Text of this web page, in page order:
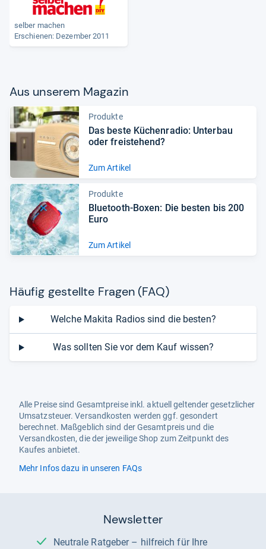
selber machen
Erschienen: Dezember 2011
Aus unse­rem Maga­zin
Produkte
Das beste Küchen­ra­dio: Unter­bau
oder frei­ste­hend?
Zum Artikel
Produkte
Blue­tooth-​Boxen: Die bes­ten bis 200
Euro
Zum Artikel
Häu­fig gestellte Fra­gen (FAQ)
Welche Makita Radios sind die besten?
Was sollten Sie vor dem Kauf wissen?
Alle Preise sind Gesamtpreise inkl. aktuell geltender gesetzlicher
Umsatzsteuer. Versandkosten werden ggf. gesondert
berechnet. Maßgeblich sind der Gesamtpreis und die
Versandkosten, die der jeweilige Shop zum Zeitpunkt des
Kaufes anbietet.
Mehr Infos dazu in unseren FAQs
Newsletter
Neutrale Ratgeber – hilfreich für Ihre